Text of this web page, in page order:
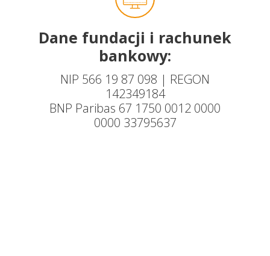
Dane fundacji i rachunek
bankowy:
NIP 566 19 87 098 | REGON
142349184
BNP Paribas 67 1750 0012 0000
0000 33795637